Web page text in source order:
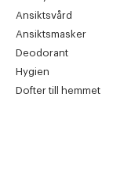
Ansiktsvård
Ansiktsmasker
Deodorant
Hygien
Dofter till hemmet